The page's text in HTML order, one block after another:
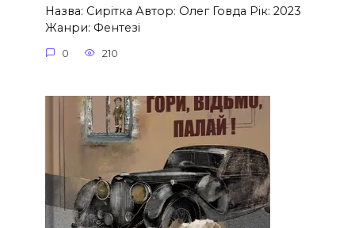
Назва: Сирітка Автор: Олег Говда Рік: 2023
Жанри: Фентезі
0 210